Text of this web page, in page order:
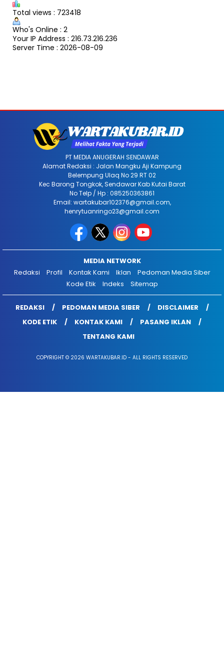
Total views : 723418
Who's Online : 2
Your IP Address : 216.73.216.236
Server Time : 2026-08-09
PT MEDIA ANUGERAH SENDAWAR
Alamat Redaksi : Jalan Mangku Aji Kampung
Belempung Ulaq No 29 RT 02
Kec Barong Tongkok, Sendawar Kab Kutai Barat
No Telp / Hp : 085250363861
Email: wartakubar102376@gmail.com,
henrytuanringo23@gmail.com
MEDIA NETWORK
Redaksi
Profil Kontak Kami Iklan
Pedoman Media Siber
Kode Etik
Indeks Sitemap
REDAKSI PEDOMAN MEDIA SIBER
DISCLAIMER
KODE ETIK
KONTAK KAMI
PASANG IKLAN
TENTANG KAMI
COPYRIGHT © 2026 WARTAKUBAR.ID - ALL RIGHTS RESERVED